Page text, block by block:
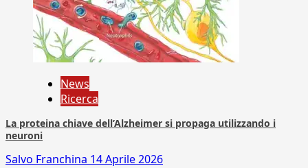
News
Ricerca
La proteina chiave dell’Alzheimer si propaga utilizzando i
neuroni
Salvo Franchina 14 Aprile 2026